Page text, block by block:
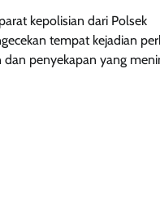
kepolisian dari Polsek
tempat kejadian
dan penyekapan yang